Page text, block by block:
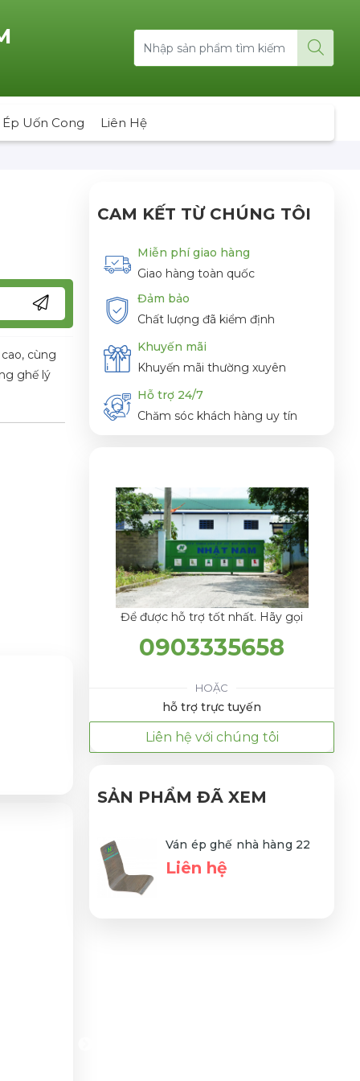
Ép Uốn Cong Liên Hệ
cùng
ghế lý
CAM KẾT TỪ CHÚNG TÔI
Miễn phí giao hàng
Giao hàng toàn quốc
Đảm bảo
Chất lượng đã kiểm định
Khuyến mãi
Khuyến mãi thường xuyên
Hỗ trợ 24/7
Chăm sóc khách hàng uy tín
Để được hỗ trợ tốt nhất. Hãy gọi
0903335658
HOẶC
hỗ trợ trực tuyến
Liên hệ với chúng tôi
SẢN PHẨM ĐÃ XEM
Ván ép ghế nhà hàng 22
Liên hệ